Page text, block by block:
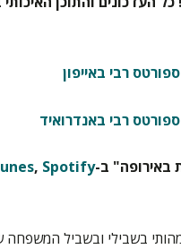
רבי באייפון
רבי באנדרואיד
באירופה" ב- , Spotify
בשבילי ובשביל